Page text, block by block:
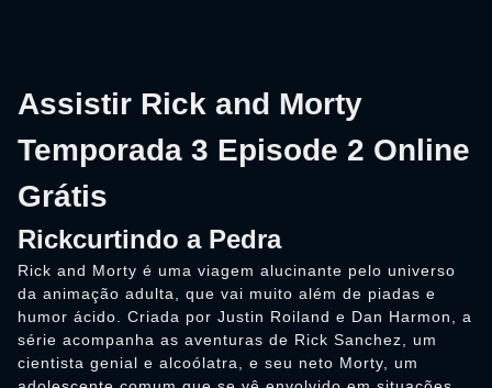
Assistir Rick and Morty
Temporada 3 Episode 2 Online
Grátis
Rickcurtindo a Pedra
Rick and Morty é uma viagem alucinante pelo universo
da animação adulta, que vai muito além de piadas e
humor ácido. Criada por Justin Roiland e Dan Harmon, a
série acompanha as aventuras de Rick Sanchez, um
cientista genial e alcoólatra, e seu neto Morty, um